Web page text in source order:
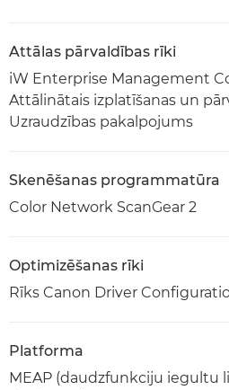
Attālas pārvaldības rīki
iW Enterprise Management
Attālinātais izplatīšanas un
Uzraudzības pakalpojums
Skenēšanas programmatūra
Color Network ScanGear 2
Optimizēšanas rīki
Rīks Canon Driver
Platforma
MEAP (daudzfunkciju iegultu